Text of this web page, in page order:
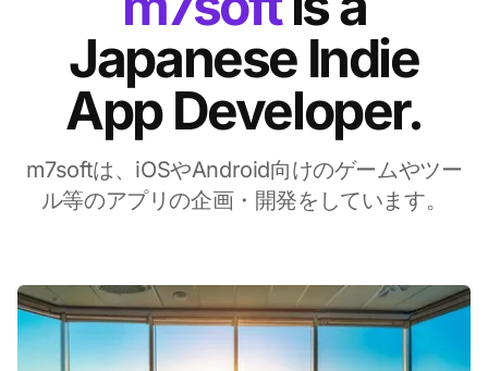
Japanese Indie
App Developer.
m7softは、iOSやAndroid向けのゲームやツー
ル等のアプリの企画・開発をしています。